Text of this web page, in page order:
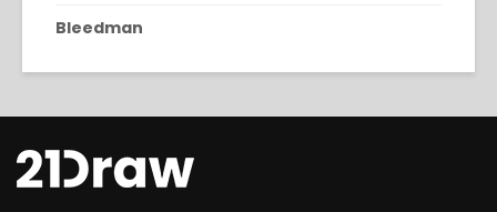
Bleedman